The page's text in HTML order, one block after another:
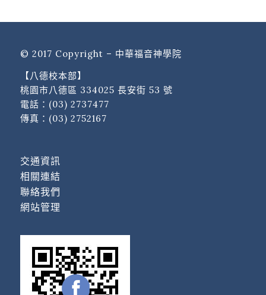
© 2017 Copyright – 中華福音神學院
【八德校本部】
桃園市八德區 334025 長安街 53 號
電話： (03) 2737477
傳真：(03) 2752167
交通資訊
相關連結
聯絡我們
網站管理